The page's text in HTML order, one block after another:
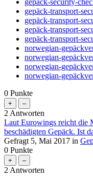
gepäck-transport-
gepäck-transport-
gepäck-transport-
gepäck-transport-
norwegian-
norwegian-
norwegian-
norwegian-
0 Punkte
2 Antworten
Laut Eurowings reicht die
beschädigten Gepäck. Ist
Gefragt 5, Mai 2017 in
0 Punkte
2 Antworten